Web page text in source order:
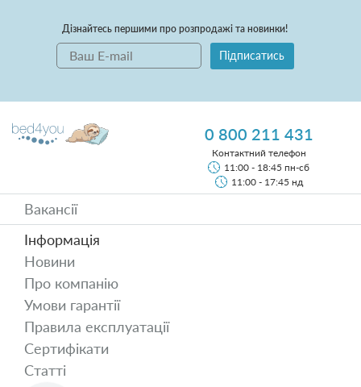
Дізнайтесь першими про розпродажі та новинки!
Підписатись
0 800 211 431
Контактний телефон
11:00 - 18:45 пн-сб
11:00 - 17:45 нд
Вакансії
Інформація
Новини
Про компанію
Умови гарантії
Правила експлуатації
Сертифікати
Статті